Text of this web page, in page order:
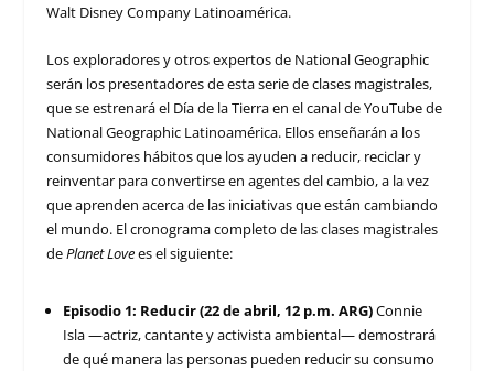
Walt Disney Company Latinoamérica.
Los exploradores y otros expertos de National Geographic
serán los presentadores de esta serie de clases magistrales,
que se estrenará el Día de la Tierra en el canal de YouTube de
National Geographic Latinoamérica. Ellos enseñarán a los
consumidores hábitos que los ayuden a reducir, reciclar y
reinventar para convertirse en agentes del cambio, a la vez
que aprenden acerca de las iniciativas que están cambiando
el mundo. El cronograma completo de las clases magistrales
dePlanet Lovees el siguiente:
Episodio 1: Reducir (22 de abril, 12 p.m. ARG)Connie
Isla —actriz, cantante y activista ambiental— demostrará
de qué manera las personas pueden reducir su consumo